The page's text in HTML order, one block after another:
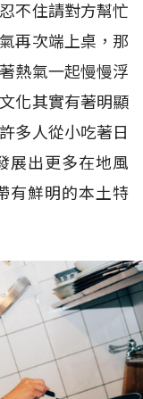
不住請對方幫忙
再次端上桌，那
熱氣一起慢慢浮
化其實有著明顯
多人從小吃著日
展出更多在地風
有鮮明的本土特